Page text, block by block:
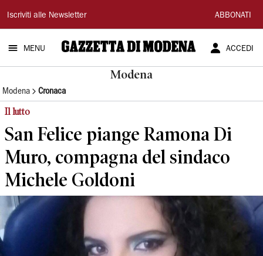
Gazzetta
di
Modena
Iscriviti alle Newsletter ABBONATI
MENU ACCEDI
Modena
Modena Cronaca
Il lutto
San Felice piange Ramona Di
Muro, compagna del sindaco
Michele Goldoni